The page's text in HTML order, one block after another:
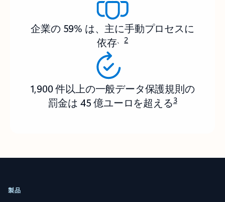
企業の 59% は、主に手動プロセスに
依存
2
1,900 件以上の一般データ保護規則の
罰金は 45 億ユーロを超える3
製品